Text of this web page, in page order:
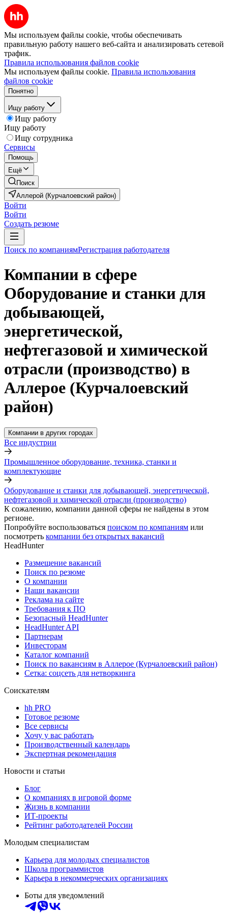
Мы используем файлы cookie, чтобы обеспечивать
правильную работу нашего веб-сайта и анализировать сетевой
трафик.
Правила использования файлов cookie
Мы используем файлы cookie. Правила использования
файлов cookie
Понятно
Ищу работу
Ищу работу
Ищу работу
Ищу сотрудника
Сервисы
Помощь
Ещё
Поиск
Аллерой (Курчалоевский район)
Войти
Войти
Создать резюме
Поиск по компаниямРегистрация работодателя
Компании в сфере
Оборудование и станки для
добывающей,
энергетической,
нефтегазовой и химической
отрасли (производство) в
Аллерое (Курчалоевский
район)
Компании в других городах
Все индустрии
Промышленное оборудование, техника, станки и
комплектующие
Оборудование и станки для добывающей, энергетической,
нефтегазовой и химической отрасли (производство)
К сожалению, компании данной сферы не найдены в этом
регионе.
Попробуйте воспользоваться поиском по компаниям или
посмотреть компании без открытых вакансий
HeadHunter
Размещение вакансий
Поиск по резюме
О компании
Наши вакансии
Реклама на сайте
Требования к ПО
Безопасный HeadHunter
HeadHunter API
Партнерам
Инвесторам
Каталог компаний
Поиск по вакансиям в Аллерое (Курчалоевский район)
Сетка: соцсеть для нетворкинга
Соискателям
hh PRO
Готовое резюме
Все сервисы
Хочу у вас работать
Производственный календарь
Экспертная рекомендация
Новости и статьи
Блог
О компаниях в игровой форме
Жизнь в компании
ИТ-проекты
Рейтинг работодателей России
Молодым специалистам
Карьера для молодых специалистов
Школа программистов
Карьера в некоммерческих организациях
Боты для уведомлений